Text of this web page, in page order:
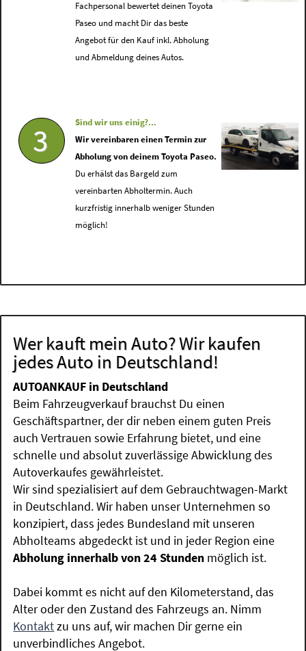
Fachpersonal bewertet deinen Toyota
Paseo und macht Dir das beste
Angebot für den Kauf inkl. Abholung
und Abmeldung deines Autos.
3
Sind wir uns einig?...
Wir vereinbaren einen Termin zur
Abholung von deinem Toyota Paseo.
Du erhälst das Bargeld zum
vereinbarten Abholtermin. Auch
kurzfristig innerhalb weniger Stunden
möglich!
Wer kauft mein Auto? Wir kaufen
jedes Auto in Deutschland!
AUTOANKAUF in Deutschland
Beim Fahrzeugverkauf brauchst Du einen
Geschäftspartner, der dir neben einem guten Preis
auch Vertrauen sowie Erfahrung bietet, und eine
schnelle und absolut zuverlässige Abwicklung des
Autoverkaufes gewährleistet.
Wir sind spezialisiert auf dem Gebrauchtwagen-Markt
in Deutschland. Wir haben unser Unternehmen so
konzipiert, dass jedes Bundesland mit unseren
Abholteams abgedeckt ist und in jeder Region eine
Abholung innerhalb von 24 Stunden möglich ist.
Dabei kommt es nicht auf den Kilometerstand, das
Alter oder den Zustand des Fahrzeugs an. Nimm
Kontaktzu uns auf, wir machen Dir gerne ein
unverbindliches Angebot.